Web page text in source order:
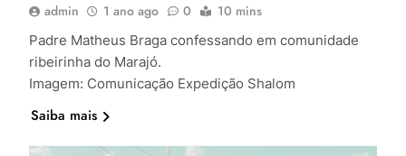
admin 1 ano ago 0 10 mins
Padre Matheus Braga confessando em comunidade
ribeirinha do Marajó.
Imagem: Comunicação Expedição Shalom
Saiba mais